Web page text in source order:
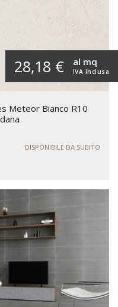
28,18 € IVA inclusa
al mq
Meteor Bianco R10
DISPONIBILE DA SUBITO